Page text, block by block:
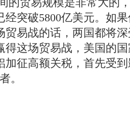
已经引领全球。我觉得
，西方国家没有真正进
体经济没有上去，但是
旧发展动能的转换”，
等等，确实是走在世界